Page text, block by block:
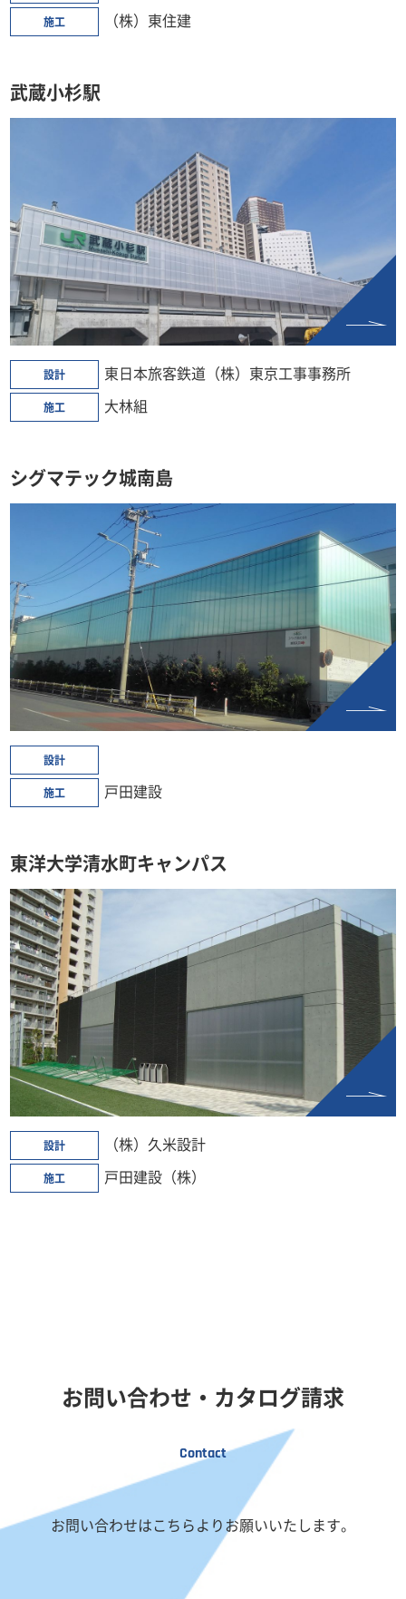
施工 （株）東住建
武蔵小杉駅
設計 東日本旅客鉄道（株）東京工事事務所
施工 大林組
シグマテック城南島
設計
施工
戸田建設
東洋大学清水町キャンパス
設計 （株）久米設計
施工 戸田建設（株）
お問い合わせ・カタログ請求
Contact
お問い合わせはこちらよりお願いいたします。